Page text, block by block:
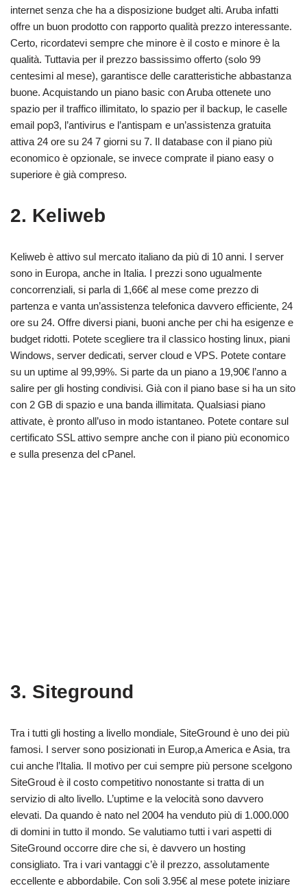
internet senza che ha a disposizione budget alti. Aruba infatti
offre un buon prodotto con rapporto qualità prezzo interessante.
Certo, ricordatevi sempre che minore è il costo e minore è la
qualità. Tuttavia per il prezzo bassissimo offerto (solo 99
centesimi al mese), garantisce delle caratteristiche abbastanza
buone. Acquistando un piano basic con Aruba ottenete uno
spazio per il traffico illimitato, lo spazio per il backup, le caselle
email pop3, l’antivirus e l’antispam e un’assistenza gratuita
attiva 24 ore su 24 7 giorni su 7. Il database con il piano più
economico è opzionale, se invece comprate il piano easy o
superiore è già compreso.
2. Keliweb
Keliweb è attivo sul mercato italiano da più di 10 anni. I server
sono in Europa, anche in Italia. I prezzi sono ugualmente
concorrenziali, si parla di 1,66€ al mese come prezzo di
partenza e vanta un’assistenza telefonica davvero efficiente, 24
ore su 24. Offre diversi piani, buoni anche per chi ha esigenze e
budget ridotti. Potete scegliere tra il classico hosting linux, piani
Windows, server dedicati, server cloud e VPS. Potete contare
su un uptime al 99,99%. Si parte da un piano a 19,90€ l’anno a
salire per gli hosting condivisi. Già con il piano base si ha un sito
con 2 GB di spazio e una banda illimitata. Qualsiasi piano
attivate, è pronto all’uso in modo istantaneo. Potete contare sul
certificato SSL attivo sempre anche con il piano più economico
e sulla presenza del cPanel.
3. Siteground
Tra i tutti gli hosting a livello mondiale, SiteGround è uno dei più
famosi. I server sono posizionati in Europ,a America e Asia, tra
cui anche l’Italia. Il motivo per cui sempre più persone scelgono
SiteGroud è il costo competitivo nonostante si tratta di un
servizio di alto livello. L’uptime e la velocità sono davvero
elevati. Da quando è nato nel 2004 ha venduto più di 1.000.000
di domini in tutto il mondo. Se valutiamo tutti i vari aspetti di
SiteGround occorre dire che si, è davvero un hosting
consigliato. Tra i vari vantaggi c’è il prezzo, assolutamente
eccellente e abbordabile. Con soli 3.95€ al mese potete iniziare